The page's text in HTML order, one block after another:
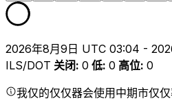
2026年8月9日 UTC 03:04 -
ILS/DOT 关闭: 0 低: 0 高位: 0
我仅的仅仅器会使用中期市仅